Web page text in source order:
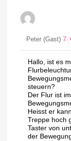
Peter (Gast) 7.
Hallo, ist es
steuern?
Der Flur ist
Heisst er
Treppe hoch
Taster von
der